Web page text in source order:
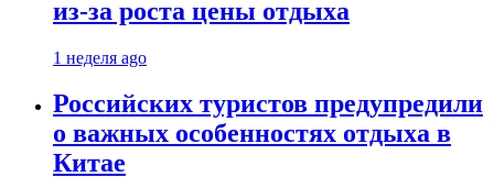
из-за роста цены отдыха
1 неделя ago
Российских туристов предупредили
о важных особенностях отдыха в
Китае